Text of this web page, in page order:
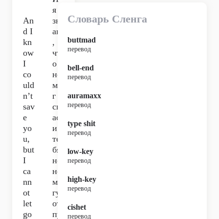
An
d I
kn
ow
I
co
uld
n’t
sav
e
yo
u,
but
I
ca
nn
ot
let
go
я
зн
аю
,
чт
о я
не
мо
г
сп
аст
и
те
бя,
но
не
мо
гу
от
пу
Словарь Сленга
buttmad
перевод
bell-end
перевод
auramaxx
перевод
type shit
перевод
low-key
перевод
high-key
перевод
cishet
перевод